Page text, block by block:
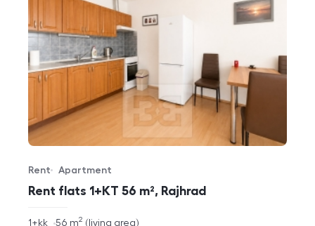
Rent flats 1+KT 56 m², Rajhrad
Offer type
Rent
Property type
Apartment
rozměry
1+kk living area
56 m2